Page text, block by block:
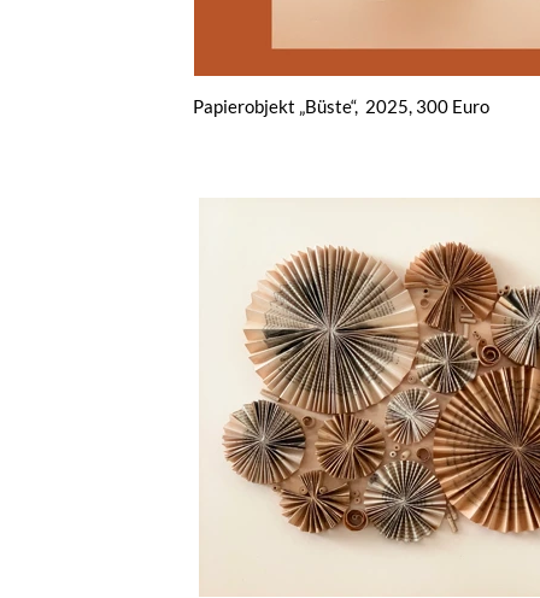
Papierobjekt „Büste“, 2025, 300 Euro